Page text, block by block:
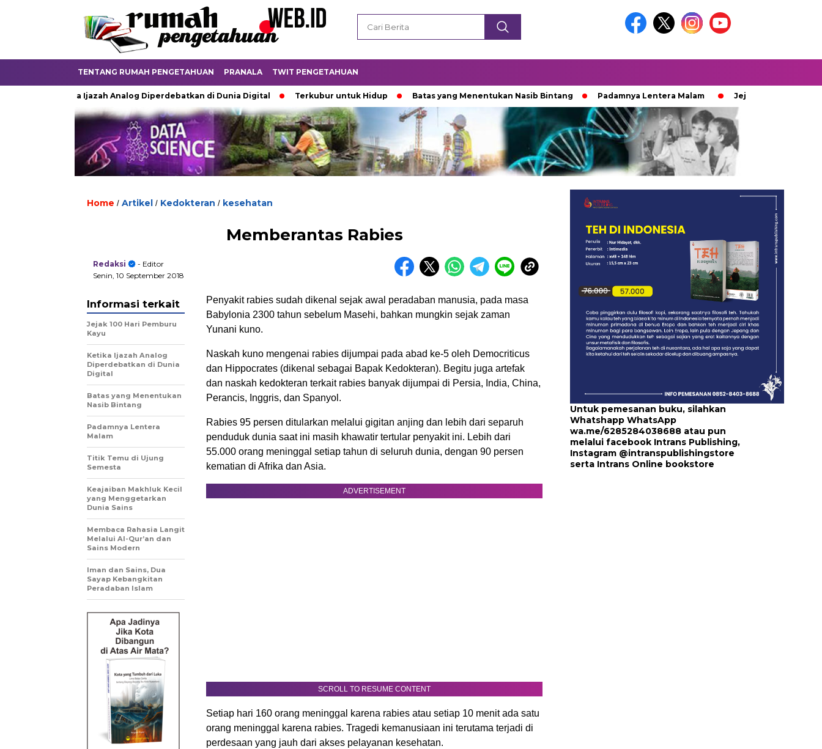
TENTANG RUMAH PENGETAHUAN PRANALA TWIT PENGETAHUAN
Ketika Ijazah Analog Diperdebatkan di Dunia Digital Terkubur untuk Hidup Batas yang Menentukan Nasib Bintang Padamnya Lentera Malam Jejak 100 Hari Pemburu Kayu
Home / Artikel / Kedokteran / kesehatan
Memberantas Rabies
Redaksi
- Editor
Senin, 10 September 2018
Penyakit rabies sudah dikenal sejak awal peradaban manusia, pada masa
Babylonia 2300 tahun sebelum Masehi, bahkan mungkin sejak zaman
Yunani kuno.
Naskah kuno mengenai rabies dijumpai pada abad ke-5 oleh Democriticus
dan Hippocrates (dikenal sebagai Bapak Kedokteran). Begitu juga artefak
dan naskah kedokteran terkait rabies banyak dijumpai di Persia, India, China,
Perancis, Inggris, dan Spanyol.
Rabies 95 persen ditularkan melalui gigitan anjing dan lebih dari separuh
penduduk dunia saat ini masih khawatir tertular penyakit ini. Lebih dari
55.000 orang meninggal setiap tahun di seluruh dunia, dengan 90 persen
kematian di Afrika dan Asia.
ADVERTISEMENT
SCROLL TO RESUME CONTENT
Setiap hari 160 orang meninggal karena rabies atau setiap 10 menit ada satu
orang meninggal karena rabies. Tragedi kemanusiaan ini terutama terjadi di
perdesaan yang jauh dari akses pelayanan kesehatan.
Informasi terkait
Jejak 100 Hari Pemburu
Kayu
Ketika Ijazah Analog
Diperdebatkan di Dunia
Digital
Batas yang Menentukan
Nasib Bintang
Padamnya Lentera
Malam
Titik Temu di Ujung
Semesta
Keajaiban Makhluk Kecil
yang Menggetarkan
Dunia Sains
Membaca Rahasia Langit
Melalui Al-Qur’an dan
Sains Modern
Iman dan Sains, Dua
Sayap Kebangkitan
Peradaban Islam
Untuk pemesanan buku, silahkan
Whatshapp WhatsApp
wa.me/6285284038688 atau pun
melalui facebook Intrans Publishing,
Instagram @intranspublishingstore
serta Intrans Online bookstore